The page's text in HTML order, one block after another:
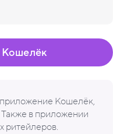
Кошелёк,
в приложении
ритейлеров.
Кошелёк